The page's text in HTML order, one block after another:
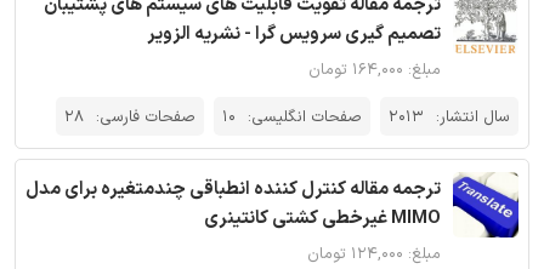
ترجمه مقاله تقویت قابلیت های سیستم های پشتیبان
تصمیم گیری سرویس گرا - نشریه الزویر
مبلغ: ۱۶۴,۰۰۰ تومان
سال انتشار: 2013 صفحات انگلیسی: 10 صفحات فارسی: 28
ترجمه مقاله کنترل کننده انطباقی چندمتغیره برای مدل
MIMO غیرخطی کشتی کانتینری
مبلغ: ۱۲۴,۰۰۰ تومان